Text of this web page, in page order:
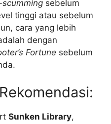
sebelum
tinggi atau sebelum
cara yang lebih
dengan
Fortune sebelum
Sunken Library,